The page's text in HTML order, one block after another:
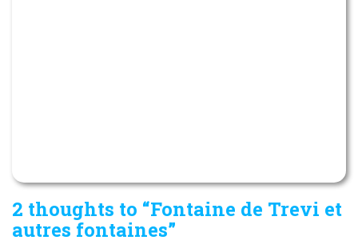
2 thoughts to “Fontaine de Trevi et
autres fontaines”